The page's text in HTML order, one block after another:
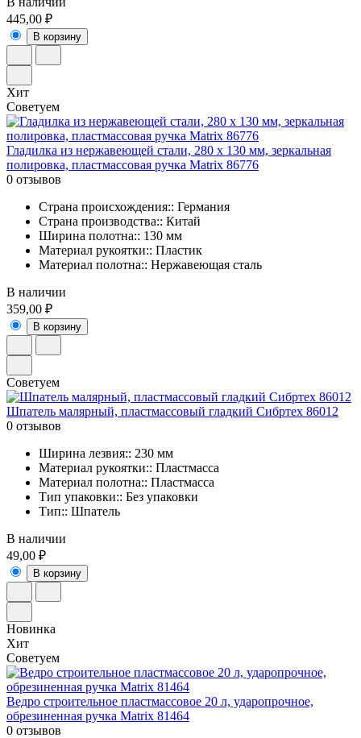
445,00 ₽
В корзину
Хит
Советуем
Гладилка из нержавеющей стали, 280 х 130 мм, зеркальная
полировка, пластмассовая ручка Matrix 86776
0 отзывов
Страна происхождения:: Германия
Страна производства:: Китай
Ширина полотна:: 130 мм
Материал рукоятки:: Пластик
Материал полотна:: Нержавеющая сталь
В наличии
359,00 ₽
В корзину
Советуем
Шпатель малярный, пластмассовый гладкий Сибртех 86012
0 отзывов
Ширина лезвия:: 230 мм
Материал рукоятки:: Пластмасса
Материал полотна:: Пластмасса
Тип упаковки:: Без упаковки
Тип:: Шпатель
В наличии
49,00 ₽
В корзину
Новинка
Хит
Советуем
Ведро строительное пластмассовое 20 л, ударопрочное,
обрезиненная ручка Matrix 81464
0 отзывов